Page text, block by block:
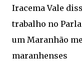
Iracema Vale
trabalho no
um Maranhão
maranhenses